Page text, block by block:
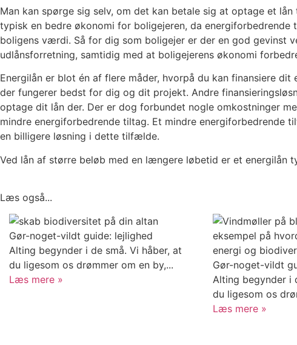
Man kan spørge sig selv, om det kan betale sig at optage et
typisk en bedre økonomi for boligejeren, da
boligens værdi. Så for dig som boligejer er der en god gevinst
udlånsforretning, samtidig med at boligejerens økonomi
Energilån er blot én af flere måder, hvorpå du kan finansiere
der fungerer bedst for dig og dit projekt. Andre
optage dit lån der. Der er dog forbundet nogle omkostninger
mindre energiforbedrende tiltag. Et mindre energiforbedrende
en billigere løsning i dette tilfælde.
Ved lån af større beløb med en længere løbetid er et energilån
Læs også...
Gør-noget-vildt guide: lejlighed
Alting begynder i de små. Vi håber, at
du ligesom os drømmer om en by,...
Læs mere »
Gør-noget-vildt
Alting begynder i
du ligesom os
Læs mere »